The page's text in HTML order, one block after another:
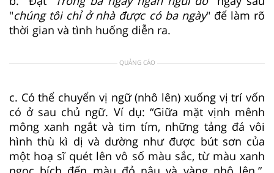
"chúng tôi chỉ ở nhà được có ba ngày" để làm rõ
thời gian và tình huống diễn ra.
QUẢNG CÁO
c. Có thể chuyển vị ngữ (nhô lên) xuống vị trí vốn
có ở sau chủ ngữ. Ví dụ: “Giữa mặt vịnh mênh
mông xanh ngắt và tim tím, những tảng đá vôi
hình thù kì dị và dường như được bút sơn của
một hoạ sĩ quét lên vô số màu sắc, từ màu xanh